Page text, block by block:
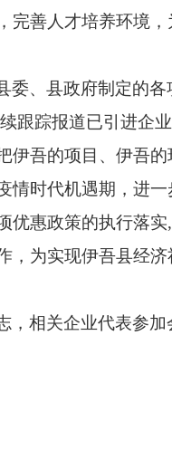
善人才培养环境
、县政府制定的
跟踪报道已引进企
吾的项目、伊吾
时代机遇期，进
惠政策的执行落
为实现伊吾县经
相关企业代表参加